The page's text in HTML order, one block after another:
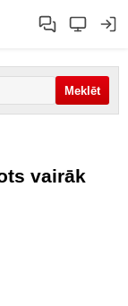
vairāk